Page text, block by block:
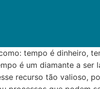
tempo é dinheiro,
é um diamante a ser
recurso tão valioso,